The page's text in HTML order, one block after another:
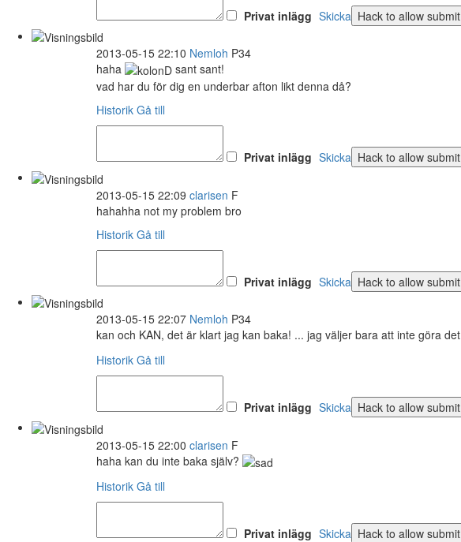
Privat inlägg Skicka
2013-05-15 22:10 Nemloh P34
haha
sant sant!
vad har du för dig en underbar afton likt denna då?
Historik Gå till
Privat inlägg Skicka
2013-05-15 22:09 clarisen F
hahahha not my problem bro
Historik Gå till
Privat inlägg Skicka
2013-05-15 22:07 Nemloh P34
kan och KAN, det är klart jag kan baka! ... jag väljer bara att inte göra det
Historik Gå till
Privat inlägg Skicka
2013-05-15 22:00 clarisen F
haha kan du inte baka själv?
Historik Gå till
Privat inlägg Skicka